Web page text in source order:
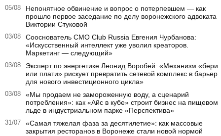
05/08
Непонятное обвинение и вопрос о потерпевшем — как
прошло первое заседание по делу воронежского адвоката
Виктории Стуковой
03/08
Сооснователь CMO Club Russia Евгения Чурбанова:
«Искусственный интеллект уже уволил креаторов.
Маркетинг — следующий»
03/08
Эксперт по энергетике Леонид Воробей: «Механизм «бери
или плати» рискует превратить сетевой комплекс в барьер
для нового инвестиционного цикла»
03/08
«Мы продаем не замороженную воду, а сценарий
потребления»: как «Айс в кубе» строит бизнес на пищевом
льде в индустриальном парке «Перспектива»
31/07
«Самая тяжелая фаза за десятилетие»: как массовые
закрытия ресторанов в Воронеже стали новой нормой